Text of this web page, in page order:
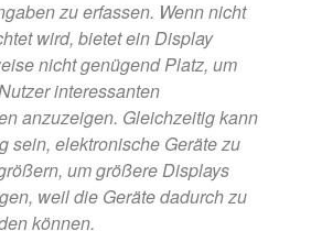
zu erfassen. Wenn nicht
wird, bietet ein Display
nicht genügend Platz, um
interessanten
anzuzeigen. Gleichzeitig kann
sein, elektronische Geräte zu
um größere Displays
weil die Geräte dadurch zu
können.